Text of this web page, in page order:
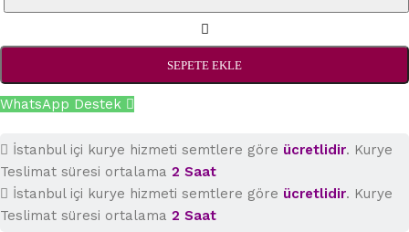
SEPETE EKLE
WhatsApp Destek
İstanbul içi kurye hizmeti semtlere göre ücretlidir. Kurye
Teslimat süresi ortalama 2 Saat
İstanbul içi kurye hizmeti semtlere göre ücretlidir. Kurye
Teslimat süresi ortalama 2 Saat